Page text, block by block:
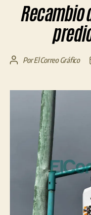
Recambio
Autor
entrada
PorEl Correo Gráfico